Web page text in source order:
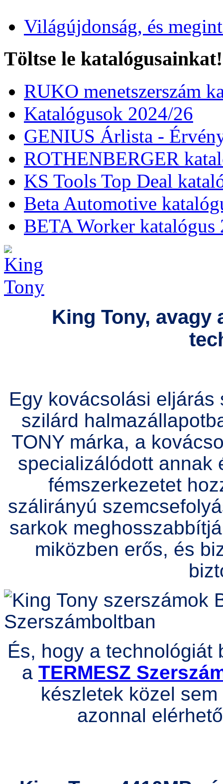
Világújdonság, és
Töltse le katalógusainkat!
RUKO menetszerszám
Katalógusok 2024/26
GENIUS Árlista -
ROTHENBERGER
KS Tools Top Deal
Beta Automotive
BETA Worker katalógus
King Tony,
Egy kovácsolási
szilárd
TONY márka, a
specializálódott annak
fémszerkezetet
szálirányú
sarkok
miközben erős, és
És, hogy a technológiát
a TERMESZ
készletek közel
azonnal